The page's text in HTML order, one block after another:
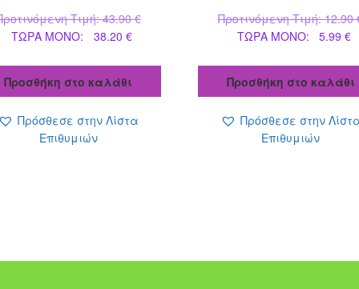
Τιμή:43.90€Original
43.90 €.
ΤΩΡΑ MONO: 38.20 €Η
τιμή
είναι:
Προσθήκη στο καλάθι
Πρόσθεσε στην Λίστα
Επιθυμιών
Προτινόμενη Τιμή:12.90
ΤΩΡΑ MONO: 5.99€Η
Προσθήκη στο καλάθι
Πρόσθεσε στην
Επιθυμιών